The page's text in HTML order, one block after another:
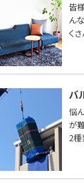
皆
ん
く
バ
悩
が
2種